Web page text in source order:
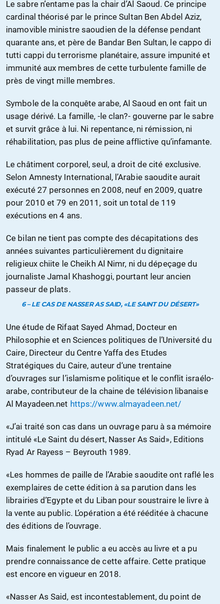
Le sabre n’entame pas la chair d’Al Saoud. Ce principe
cardinal théorisé par le prince Sultan Ben Abdel Aziz,
inamovible ministre saoudien de la défense pendant
quarante ans, et père de Bandar Ben Sultan, le cappo di
tutti cappi du terrorisme planétaire, assure impunité et
immunité aux membres de cette turbulente famille de
près de vingt mille membres.
Symbole de la conquête arabe, Al Saoud en ont fait un
usage dérivé. La famille, -le clan?- gouverne par le sabre
et survit grâce à lui. Ni repentance, ni rémission, ni
réhabilitation, pas plus de peine afflictive qu’infamante.
Le châtiment corporel, seul, a droit de cité exclusive.
Selon Amnesty International, l’Arabie saoudite aurait
exécuté 27 personnes en 2008, neuf en 2009, quatre
pour 2010 et 79 en 2011, soit un total de 119
exécutions en 4 ans.
Ce bilan ne tient pas compte des décapitations des
années suivantes particulièrement du dignitaire
religieux chiite le Cheikh Al Nimr, ni du dépeçage du
journaliste Jamal Khashoggi, pourtant leur ancien
passeur de plats.
6 – LE CAS DE NASSER AS SAID, «LE SAINT DU DÉSERT»
Une étude de Rifaat Sayed Ahmad, Docteur en
Philosophie et en Sciences politiques de l’Université du
Caire, Directeur du Centre Yaffa des Etudes
Stratégiques du Caire, auteur d‘une trentaine
d’ouvrages sur l’islamisme politique et le conflit israélo-
arabe, contributeur de la chaine de télévision libanaise
Al Mayadeen.net https://www.almayadeen.net/
«J’ai traité son cas dans un ouvrage paru à sa mémoire
intitulé «Le Saint du désert, Nasser As Said», Editions
Ryad Ar Rayess – Beyrouth 1989.
«Les hommes de paille de l’Arabie saoudite ont raflé les
exemplaires de cette édition à sa parution dans les
librairies d’Egypte et du Liban pour soustraire le livre à
la vente au public. L’opération a été rééditée à chacune
des éditions de l’ouvrage.
Mais finalement le public a eu accès au livre et a pu
prendre connaissance de cette affaire. Cette pratique
est encore en vigueur en 2018.
«Nasser As Said, est incontestablement, du point de